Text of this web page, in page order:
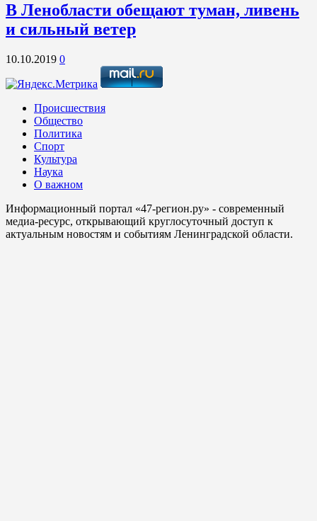
В Ленобласти обещают туман, ливень
и сильный ветер
10.10.2019 0
Происшествия
Общество
Политика
Спорт
Культура
Наука
О важном
Информационный портал «47-регион.ру» - современный
медиа-ресурс, открывающий круглосуточный доступ к
актуальным новостям и событиям Ленинградской области.